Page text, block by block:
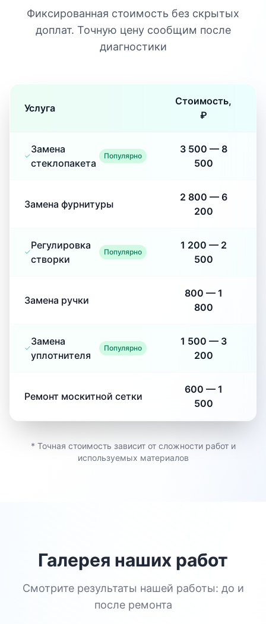
Фиксированная стоимость без скрытых
доплат. Точную цену сообщим после
диагностики
Услуга
Стоимость,
₽
Замена
стеклопакета
Популярно
3 500 — 8
500
Замена фурнитуры
2 800 — 6
200
Регулировка
створки
Популярно
1 200 — 2
500
Замена ручки
800 — 1
800
Замена
уплотнителя
Популярно
1 500 — 3
200
Ремонт москитной сетки
600 — 1
500
* Точная стоимость зависит от сложности работ и
используемых материалов
Галерея наших работ
Смотрите результаты нашей работы: до и
после ремонта